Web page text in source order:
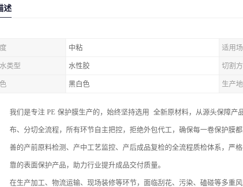
述
中粘 适用
类型 水性胶 切割
黑白色 生产地
我们是专注 PE 保护膜生产的，始终坚持选用 全新原材料，从源头保障产
布、分切全流程，所有环节自主把控，拒绝外包代工，确保每一卷保护膜
善的产前原料检测、产中工艺监控、产后成品复检的全流程质检体系，严
靠的表面保护产品，助力行业提升成品交付质量。
在生产加工、物流运输、现场装修等环节，面临刮花、污染、磕碰等多重